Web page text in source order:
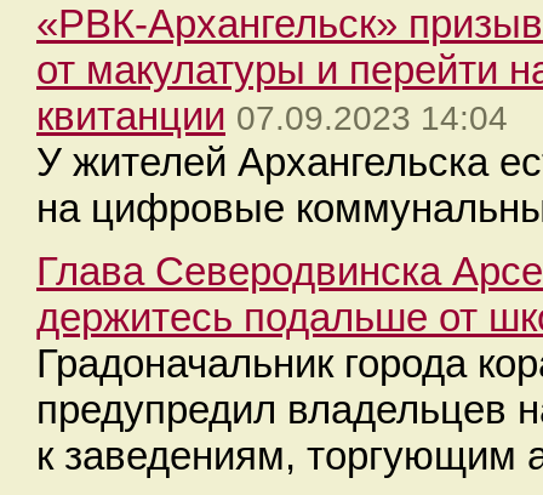
«РВК-Архангельск»
от макулатуры и перейти
квитанции 07.09.2023 14:04
У жителей Архангельска
на цифровые
Глава Северодвинска
держитесь подальше от
Градоначальник города
предупредил владельцев
к заведениям, торгующим